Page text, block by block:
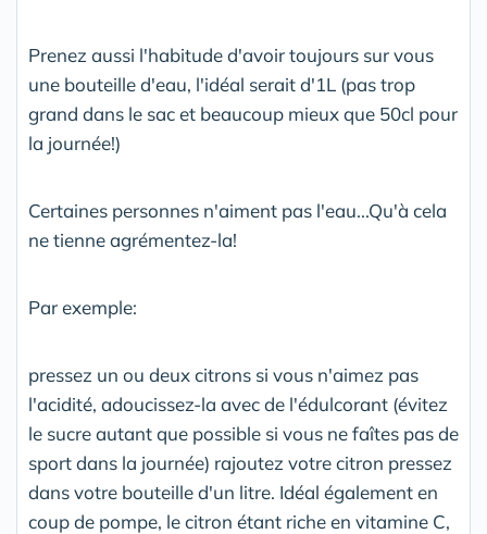
Prenez aussi l'habitude d'avoir toujours sur vous
une bouteille d'eau, l'idéal serait d'1L (pas trop
grand dans le sac et beaucoup mieux que 50cl pour
la journée!)
Certaines personnes n'aiment pas l'eau...Qu'à cela
ne tienne agrémentez-la!
Par exemple:
pressez un ou deux citrons si vous n'aimez pas
l'acidité, adoucissez-la avec de l'édulcorant (évitez
le sucre autant que possible si vous ne faîtes pas de
sport dans la journée) rajoutez votre citron pressez
dans votre bouteille d'un litre. Idéal également en
coup de pompe, le citron étant riche en vitamine C,